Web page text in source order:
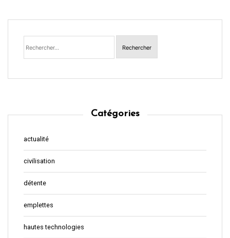
Rechercher :
Catégories
actualité
civilisation
détente
emplettes
hautes technologies